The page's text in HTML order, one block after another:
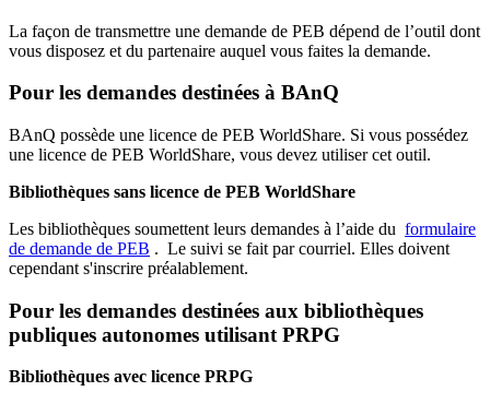
La façon de transmettre une demande de PEB dépend de l’outil dont
vous disposez et du partenaire auquel vous faites la demande.
Pour les demandes destinées à BAnQ
BAnQ possède une licence de PEB WorldShare. Si vous possédez
une licence de PEB WorldShare, vous devez utiliser cet outil.
Bibliothèques sans licence de PEB WorldShare
Les bibliothèques soumettent leurs demandes à l’aide du formulaire
de demande de PEB . Le suivi se fait par courriel. Elles doivent
cependant s'inscrire préalablement.
Pour les demandes destinées aux bibliothèques
publiques autonomes utilisant PRPG
Bibliothèques avec licence PRPG